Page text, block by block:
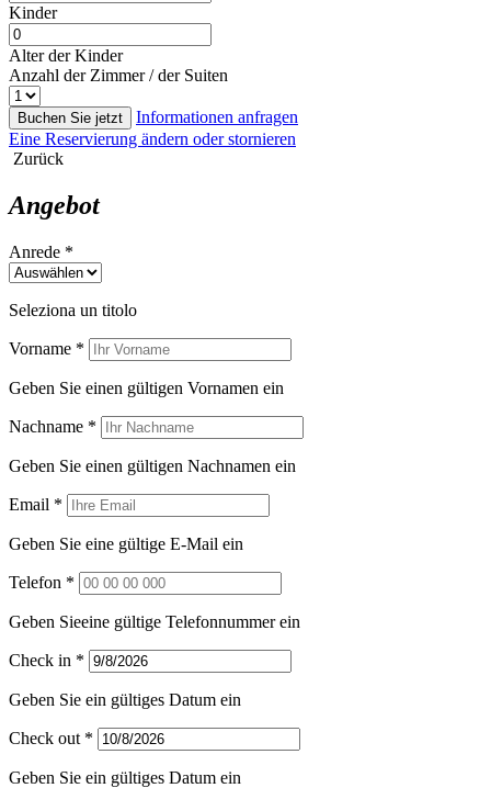
Kinder
Alter der Kinder
Anzahl der Zimmer / der Suiten
Buchen Sie jetzt
Informationen anfragen
Eine Reservierung ändern oder stornieren
Zurück
Angebot
Anrede *
Seleziona un titolo
Vorname *
Geben Sie einen gültigen Vornamen ein
Nachname *
Geben Sie einen gültigen Nachnamen ein
Email *
Geben Sie eine gültige E-Mail ein
Telefon *
Geben Sieeine gültige Telefonnummer ein
Check in *
Geben Sie ein gültiges Datum ein
Check out *
Geben Sie ein gültiges Datum ein